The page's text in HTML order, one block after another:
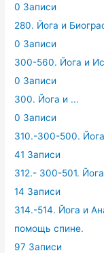
0 Записи
280. Йога и
0 Записи
300-560. Йога и
0 Записи
300. Йога и ...
0 Записи
310.-300-500. Йога
41 Записи
312.- 300-501.
14 Записи
314.-514. Йога и
помощь спине.
97 Записи